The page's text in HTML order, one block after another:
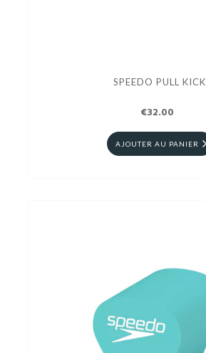
SPEEDO PULL KICK
€32.00
AJOUTER AU PANIER